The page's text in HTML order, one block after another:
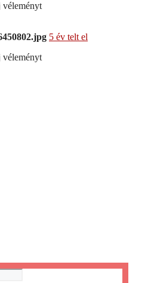
véleményt
5 év telt el
véleményt